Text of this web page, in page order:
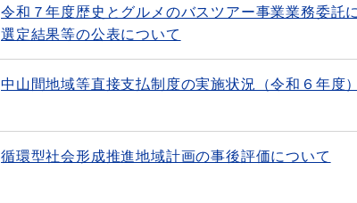
令和７年度歴史とグルメのバスツアー事業業務委託
選定結果等の公表について
中山間地域等直接支払制度の実施状況（令和６年度）
循環型社会形成推進地域計画の事後評価について